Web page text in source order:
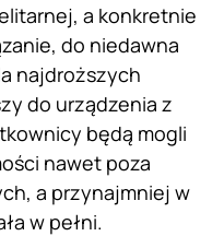
a konkretnie
do niedawna
najdroższych
do urządzenia z
będą mogli
nawet poza
a przynajmniej w
w pełni.